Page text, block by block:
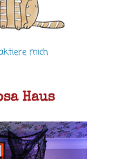
mich
Haus